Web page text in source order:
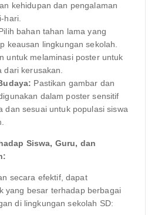
kehidupan dan pengalaman
hari.
bahan tahan lama yang
keausan lingkungan sekolah.
untuk melaminasi poster untuk
dari kerusakan.
Pastikan gambar dan
dalam poster sensitif
dan sesuai untuk populasi siswa
Siswa, Guru, dan
secara efektif, dapat
yang besar terhadap berbagai
di lingkungan sekolah SD: